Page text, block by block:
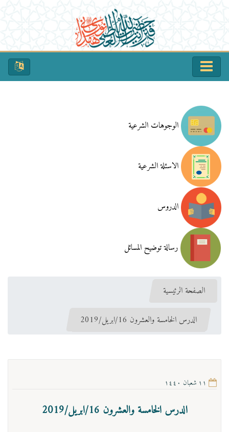
الوجوهات الشرعية
الاسئلة الشرعية
الدروس
رسالة توضيح المسائل
الصفحة الرئيسية
الدرس الخامسة والعشرون 16/ابريل/2019
١١ شعبان ١٤٤٠
الدرس الخامسة والعشرون 16/ابريل/2019